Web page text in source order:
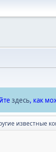
здесь, как
известные